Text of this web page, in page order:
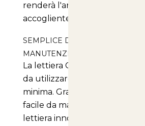
renderà l'area del tuo gatto
accogliente.
SEMPLICE DA UTILIZZARE E A
MANUTENZIONE
La lettiera Crystal è
da utilizzare e richiede una
minima. Grazie al suo peso
facile da maneggiare e da
lettiera innovativa è